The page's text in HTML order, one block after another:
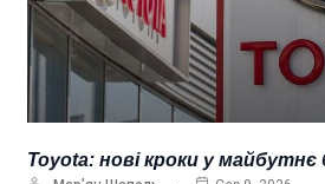
Toyota: нові кроки у майбутнє